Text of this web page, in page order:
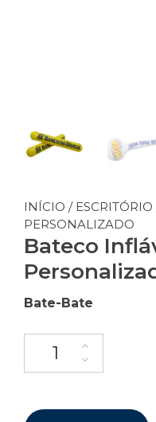
INÍCIO / ESCRITÓRIO
PERSONALIZADO
Bateco
Bate-Bate